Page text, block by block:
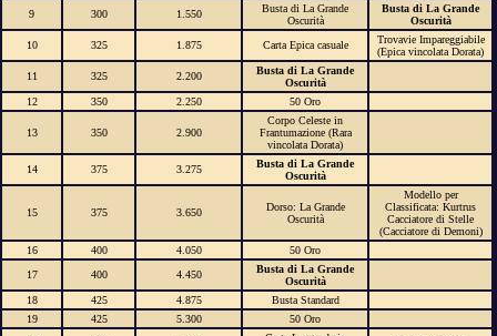
9 300 1.550
Busta di La Grande
Oscurità
Busta di La Grande
Oscurità
10
325 1.875 Carta Epica casuale
Trovavie Impareggiabile
(Epica vincolata Dorata)
11
325 2.200
Busta di La Grande
Oscurità
12
350 2.250 50 Oro
13 350 2.900
Corpo Celeste in
Frantumazione (Rara
vincolata Dorata)
14
375 3.275
Busta di La Grande
Oscurità
15 375 3.650
Dorso: La Grande
Oscurità
Modello per
Classificata: Kurtrus
Cacciatore di Stelle
(Cacciatore di Demoni)
16
400 4.050
50 Oro
17
400 4.450
Busta di La Grande
Oscurità
18
425 4.875
Busta Standard
19
425 5.300
50 Oro